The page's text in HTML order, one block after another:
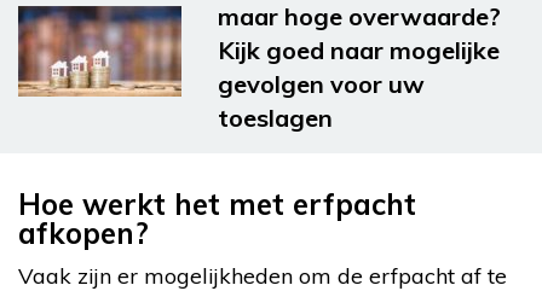
maar hoge overwaarde?
Kijk goed naar mogelijke
gevolgen voor uw
toeslagen
Hoe werkt het met erfpacht
afkopen?
Vaak zijn er mogelijkheden om de erfpacht af te